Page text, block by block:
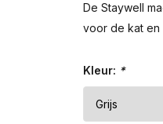
De Staywell
voor de kat en
Kleur: *